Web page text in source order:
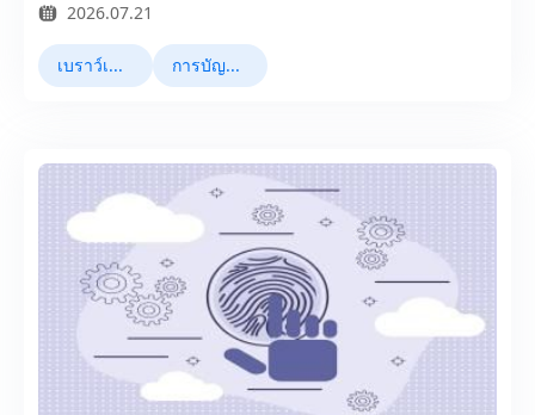
2026.07.21
เบราว์เซอร์ลายนิ้วมือ การบัญชีหลายบัญชี